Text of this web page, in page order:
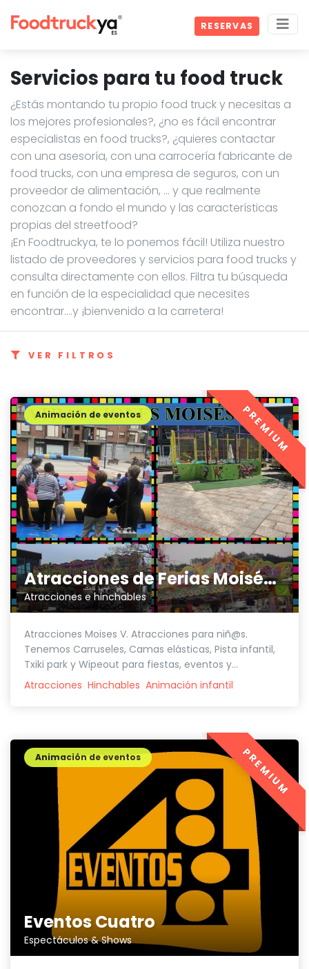
RESERVAS
Servicios para tu food truck
¿Estás montando tu propio food truck y necesitas a
los mejores profesionales?, ¿no es fácil encontrar
especialistas en food trucks?, ¿quieres contactar
con una asesoría, con una carrocería fabricante de
food trucks, con una empresa de seguros, con un
proveedor de alimentación, … y que realmente
conozcan a fondo el mundo y las características
propias del streetfood?
¡En Foodtruckya, te lo ponemos fácil! Utiliza nuestro
listado de proveedores y servicios para food trucks y
consulta directamente con ellos. Filtra tu búsqueda
en función de la especialidad que necesites
encontrar....y ¡bienvenido a la carretera!
VER FILTROS
Atracciones de Ferias Moisés V
Atracciones e hinchables
Animación de eventos
Atracciones Moises V. Atracciones para niñ@s.
Tenemos Carruseles, Camas elásticas, Pista infantil,
Txiki park y Wipeout para fiestas, eventos y...
Atracciones Hinchables Animación infantil
PREMIUM
Eventos Cuatro
Espectáculos & Shows
Animación de eventos PREMIUM